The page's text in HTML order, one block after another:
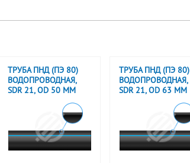
ТРУБА ПНД (ПЭ 80)
ВОДОПРОВОДНАЯ,
SDR 21, OD 50 ММ
ТРУБА ПНД (ПЭ 80)
ВОДОПРОВОДНАЯ,
SDR 21, OD 63 ММ